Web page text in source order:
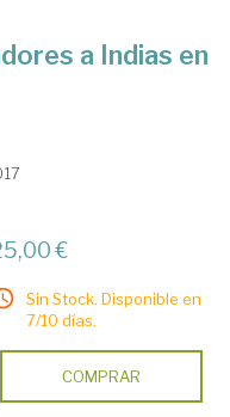
a Indias en
€
Sin Stock. Disponible en
7/10 días.
COMPRAR